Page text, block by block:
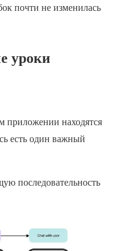
почти не изменилась
уроки
приложении находятся
есть один важный
последовательность